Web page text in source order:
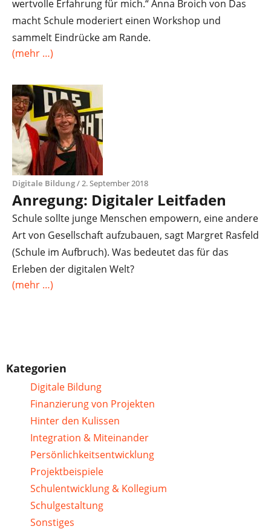
wertvolle Erfahrung für mich.“ Anna Broich von Das
macht Schule moderiert einen Workshop und
sammelt Eindrücke am Rande.
(mehr …)
Digitale Bildung/ 2. September 2018
Anregung: Digitaler Leitfaden
Schule sollte junge Menschen empowern, eine andere
Art von Gesellschaft aufzubauen, sagt Margret Rasfeld
(Schule im Aufbruch). Was bedeutet das für das
Erleben der digitalen Welt?
(mehr …)
Kategorien
Digitale Bildung
Finanzierung von Projekten
Hinter den Kulissen
Integration & Miteinander
Persönlichkeitsentwicklung
Projektbeispiele
Schulentwicklung & Kollegium
Schulgestaltung
Sonstiges